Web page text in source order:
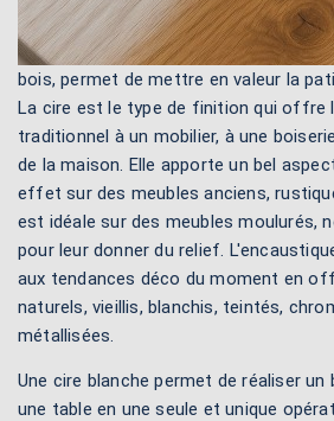
bois, permet de mettre en valeur la
La cire est le type de finition qui offre
traditionnel à un mobilier, à une
de la maison. Elle apporte un bel
effet sur des meubles anciens,
est idéale sur des meubles moulurés,
pour leur donner du relief.
aux tendances déco du moment en
naturels, vieillis, blanchis, teintés,
métallisées.
Une cire blanche permet de réaliser
une table en une seule et unique